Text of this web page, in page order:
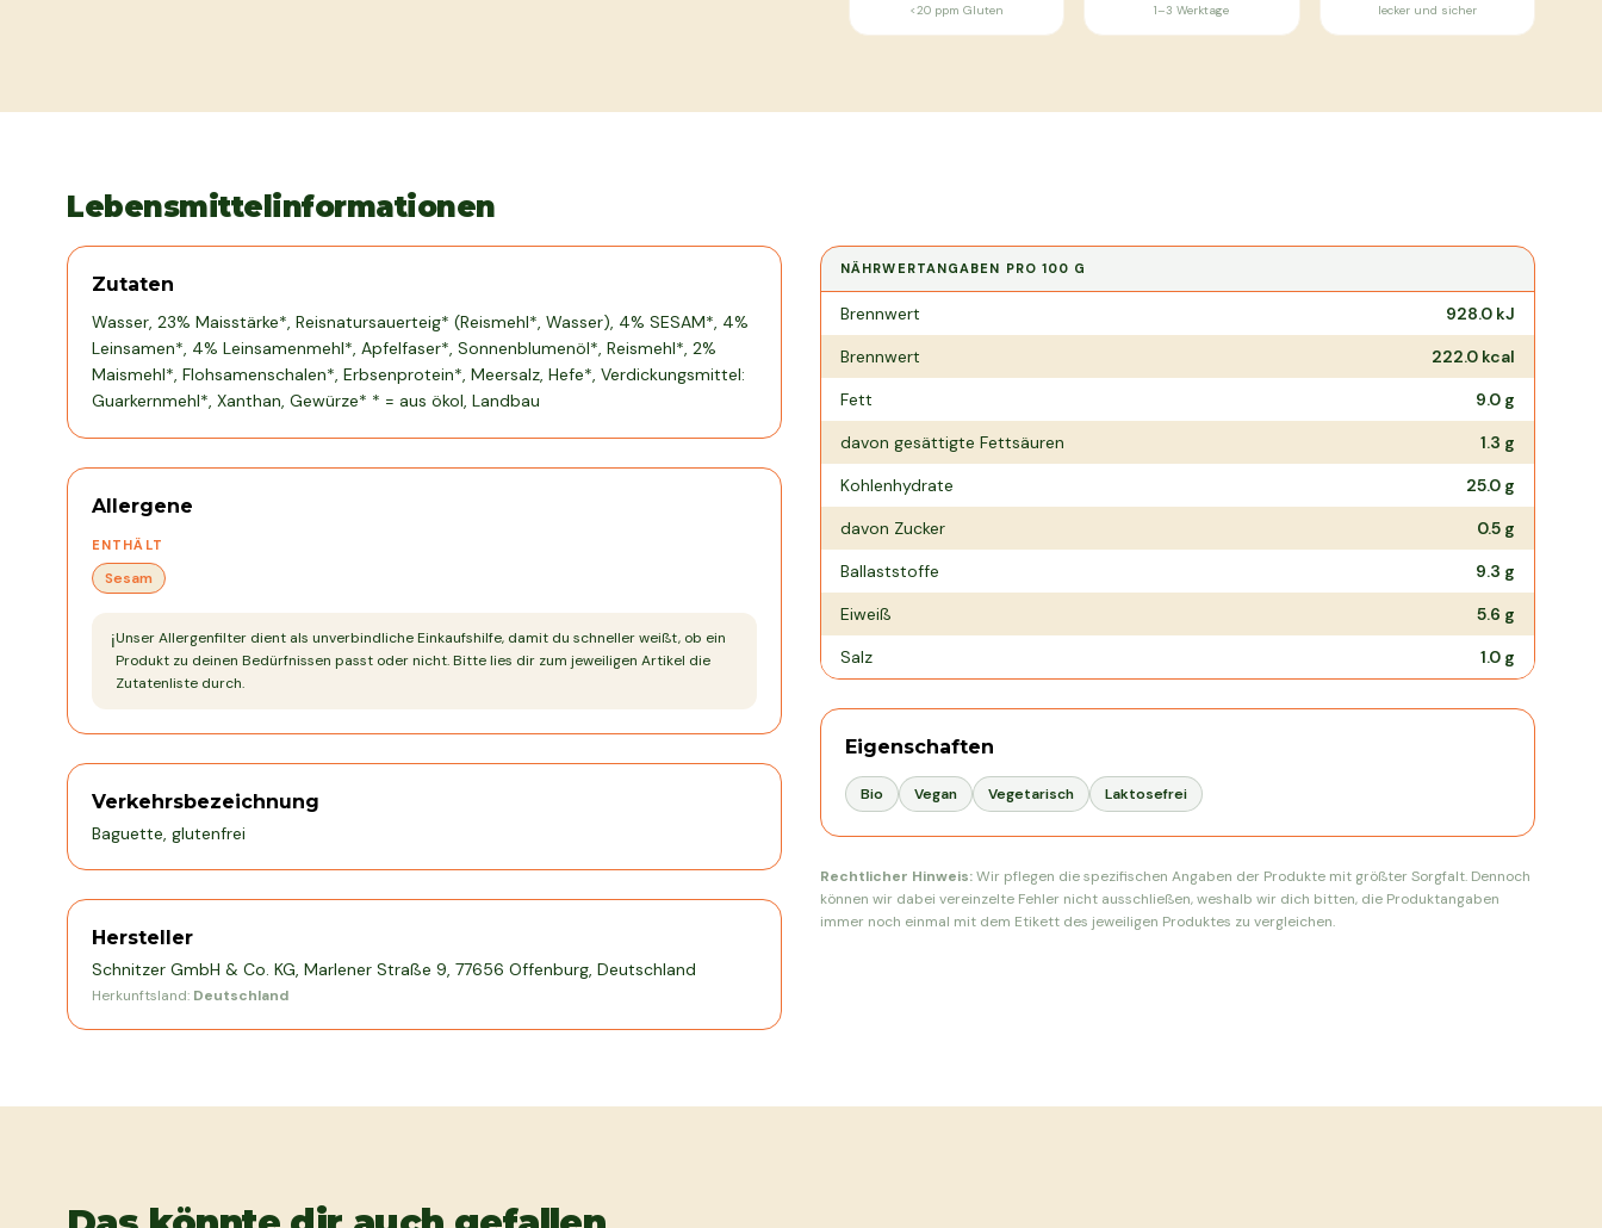
<20 ppm Gluten 1–3 Werktage lecker und sicher
Lebensmittelinformationen
Zutaten
Wasser, 23% Maisstärke*, Reisnatursauerteig* (Reismehl*, Wasser), 4% SESAM*, 4%
Leinsamen*, 4% Leinsamenmehl*, Apfelfaser*, Sonnenblumenöl*, Reismehl*, 2%
Maismehl*, Flohsamenschalen*, Erbsenprotein*, Meersalz, Hefe*, Verdickungsmittel:
Guarkernmehl*, Xanthan, Gewürze* * = aus ökol, Landbau
Allergene
ENTHÄLT
Sesam
ℹ️Unser Allergenfilter dient als unverbindliche Einkaufshilfe, damit du schneller weißt, ob ein
Produkt zu deinen Bedürfnissen passt oder nicht. Bitte lies dir zum jeweiligen Artikel die
Zutatenliste durch.
Verkehrsbezeichnung
Baguette, glutenfrei
Hersteller
Schnitzer GmbH & Co. KG, Marlener Straße 9, 77656 Offenburg, Deutschland
Herkunftsland: Deutschland
NÄHRWERTANGABEN PRO100 G
Nährwertangaben pro
Brennwert 928.0 kJ
Brennwert
222.0 kcal
Fett
9.0 g
davon gesättigte Fettsäuren
1.3 g
Kohlenhydrate
25.0 g
davon Zucker
0.5 g
Ballaststoffe
9.3 g
Eiweiß
5.6 g
Salz
1.0 g
Eigenschaften
Bio Vegan Vegetarisch Laktosefrei
Rechtlicher Hinweis:Wir pflegen die spezifischen Angaben der Produkte mit größter Sorgfalt. Dennoch
können wir dabei vereinzelte Fehler nicht ausschließen, weshalb wir dich bitten, die Produktangaben
immer noch einmal mit dem Etikett des jeweiligen Produktes zu vergleichen.